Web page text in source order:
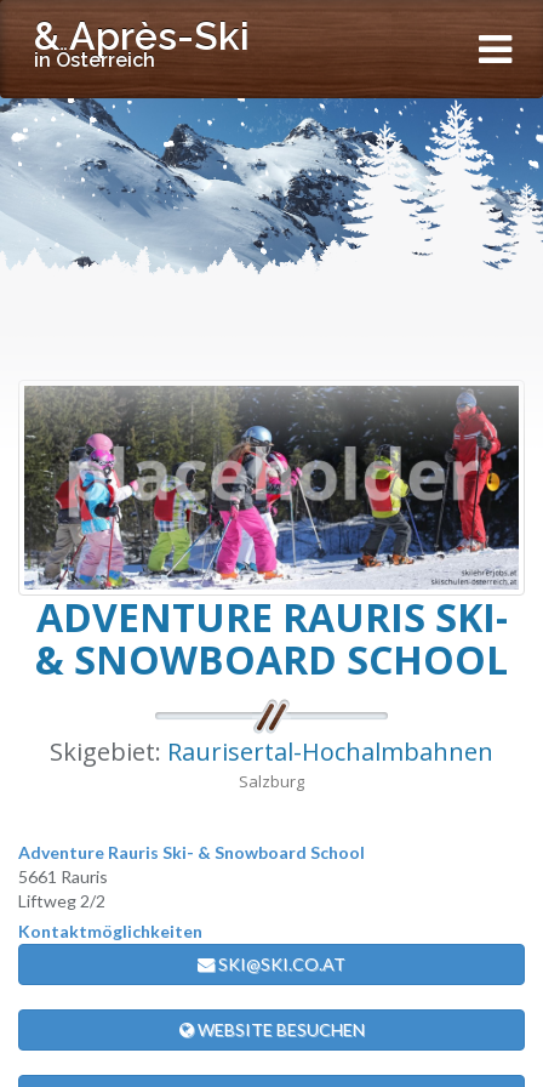
& Après-Ski
in Österreich
ADVENTURE RAURIS SKI-
& SNOWBOARD SCHOOL
Skigebiet: Raurisertal-Hochalmbahnen
Salzburg
Adventure Rauris Ski- & Snowboard School
5661 Rauris
Liftweg 2/2
Kontaktmöglichkeiten
SKI@SKI.CO.AT
WEBSITE BESUCHEN